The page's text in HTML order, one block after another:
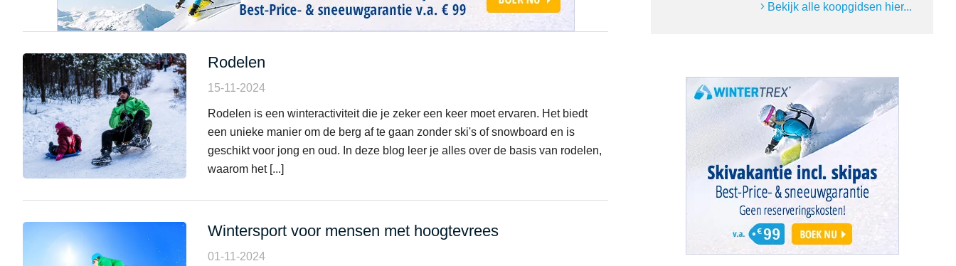
Rodelen
15-11-2024
Rodelen is een winteractiviteit die je zeker een keer moet ervaren. Het biedt
een unieke manier om de berg af te gaan zonder ski's of snowboard en is
geschikt voor jong en oud. In deze blog leer je alles over de basis van rodelen,
waarom het [...]
Wintersport voor mensen met hoogtevrees
01-11-2024
Bekijk alle koopgidsen hier...